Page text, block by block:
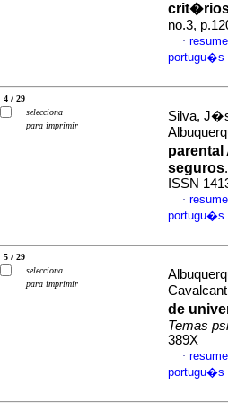
crit�rios
no.3,
·
portugu�s
4 / 29
selecciona
para imprimir
Silva,
parental
seguros
ISSN
·
portugu�s
5 / 29
selecciona
para imprimir
de
Temas
389X
·
portugu�s